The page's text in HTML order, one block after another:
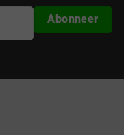
Abonneer